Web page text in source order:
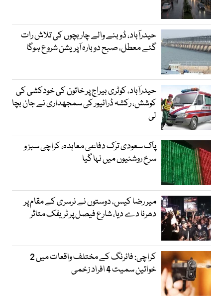
حیدرآباد، ڈوبنے والے چار بچوں کی تلاش رات
گئے معطل، صبح دوبارہ آپریشن شروع ہوگا
حیدرآباد، کوٹری بیراج پر خاتون کی خودکشی کی
کوشش، رکشہ ڈرائیور کی سمجھداری نے جان بچا
لی
پاک سعودی ترک دفاعی معاہدہ، کراچی سبز و
سرخ روشنیوں میں نہا گیا
میر رضا کیس، دوستوں نے نرسری کے مقام پر
دھرنا دے دیا، شارع فیصل پر ٹریفک متاثر
کراچی: فائرنگ کے مختلف واقعات میں 2
خواتین سمیت 4 افراد زخمی